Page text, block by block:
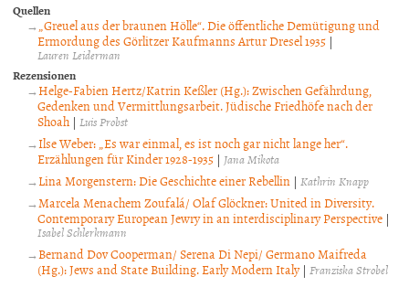
Quellen
„Greuel aus der braunen Hölle“. Die öffentliche Demütigung und
Ermordung des Görlitzer Kaufmanns Artur Dresel 1935 |
Lauren Leiderman
Rezensionen
Helge-Fabien Hertz/Katrin Keßler (Hg.): Zwischen Gefährdung,
Gedenken und Vermittlungsarbeit. Jüdische Friedhöfe nach der
Shoah | Luis Probst
Ilse Weber: „Es war einmal, es ist noch gar nicht lange her“.
Erzählungen für Kinder 1928-1935 | Jana Mikota
Lina Morgenstern: Die Geschichte einer Rebellin |Kathrin Knapp
Marcela Menachem Zoufalá/ Olaf Glöckner: United in Diversity.
Contemporary European Jewry in an interdisciplinary Perspective |
Isabel Schlerkmann
Bernand Dov Cooperman/ Serena Di Nepi/ Germano Maifreda
(Hg.): Jews and State Building. Early Modern Italy| Franziska Strobel